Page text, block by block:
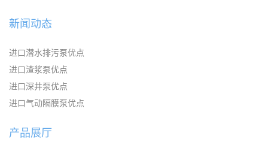
新闻动态
进口潜水排污泵优点
进口渣浆泵优点
进口深井泵优点
进口气动隔膜泵优点
产品展厅